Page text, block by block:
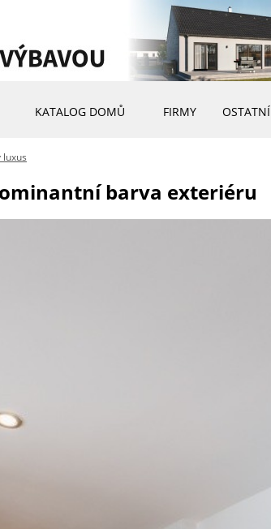
KATALOG DOMŮ FIRMY OSTATNÍ
barva exteriéru